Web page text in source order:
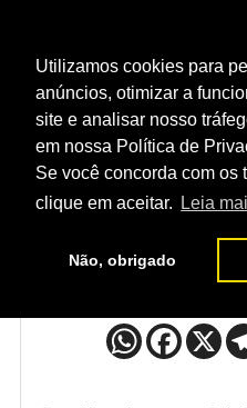
Utilizamos cookies para
anúncios, otimizar a
site e analisar nosso
em nossa Política de
Se você concorda com os
clique em aceitar.
Leia
Não, obrigado
HOME EVENTO /
Aiemann